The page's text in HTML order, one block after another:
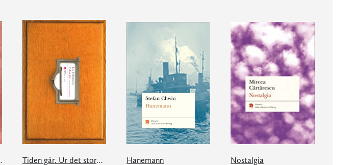
Tiden går. Ur det stora kartoteket Hanemann Nostalgia